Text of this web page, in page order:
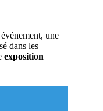
une
dans les
exposition